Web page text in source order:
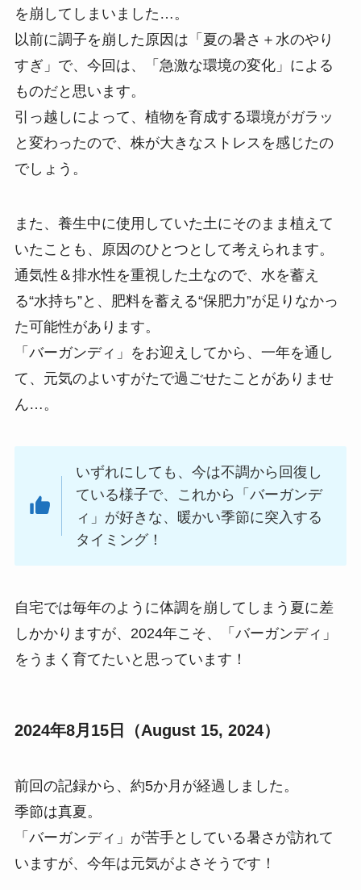
を崩してしまいました…。
以前に調子を崩した原因は「夏の暑さ＋水のやり
すぎ」で、今回は、「急激な環境の変化」による
ものだと思います。
引っ越しによって、植物を育成する環境がガラッ
と変わったので、株が大きなストレスを感じたの
でしょう。
また、養生中に使用していた土にそのまま植えて
いたことも、原因のひとつとして考えられます。
通気性＆排水性を重視した土なので、水を蓄え
る“水持ち”と、肥料を蓄える“保肥力”が足りなかっ
た可能性があります。
「バーガンディ」をお迎えしてから、一年を通し
て、元気のよいすがたで過ごせたことがありませ
ん…。
いずれにしても、今は不調から回復し
ている様子で、これから「バーガンデ
ィ」が好きな、暖かい季節に突入する
タイミング！
自宅では毎年のように体調を崩してしまう夏に差
しかかりますが、2024年こそ、「バーガンディ」
をうまく育てたいと思っています！
2024年8月15日（August 15, 2024）
前回の記録から、約5か月が経過しました。
季節は真夏。
「バーガンディ」が苦手としている暑さが訪れて
いますが、今年は元気がよさそうです！